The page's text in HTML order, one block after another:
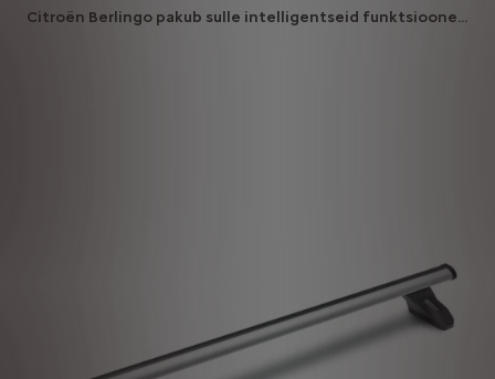
Citroën Berlingo pakub sulle intelligentseid funktsioone...